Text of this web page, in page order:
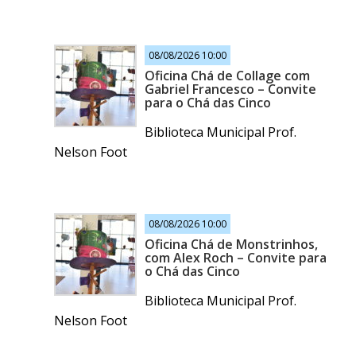
08/08/2026 10:00
Oficina Chá de Collage com
Gabriel Francesco – Convite
para o Chá das Cinco
Biblioteca Municipal Prof.
Nelson Foot
08/08/2026 10:00
Oficina Chá de Monstrinhos,
com Alex Roch – Convite para
o Chá das Cinco
Biblioteca Municipal Prof.
Nelson Foot